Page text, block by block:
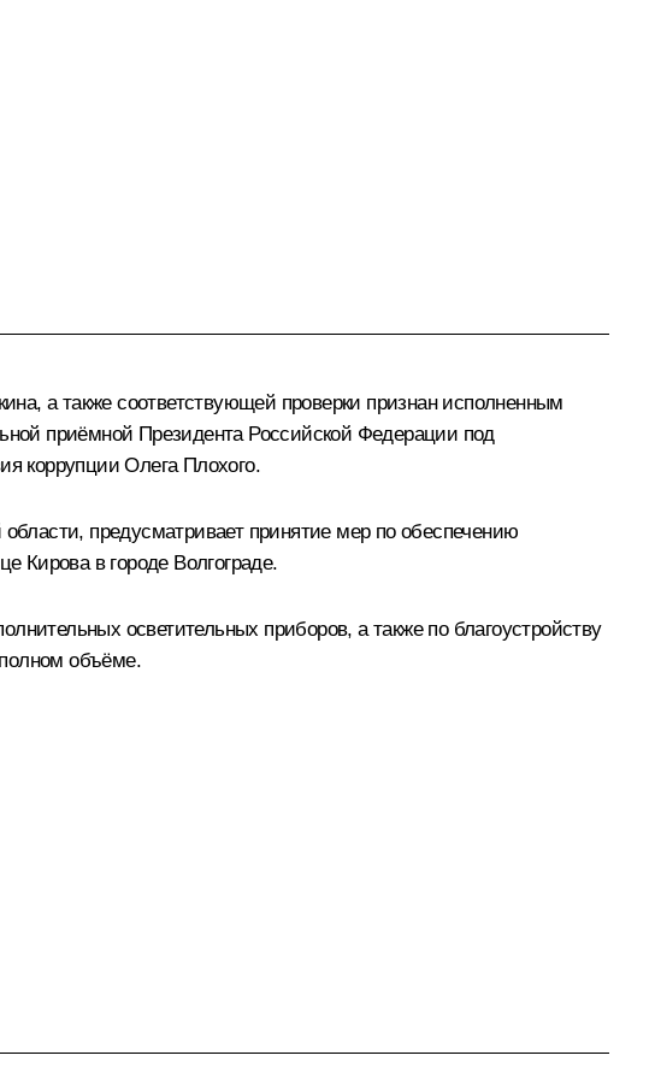
а также соответствующей проверки признан исполненным
приёмной Президента Российской Федерации под
коррупции Олега Плохого.
предусматривает принятие мер по обеспечению
Кирова в городе Волгограде.
осветительных приборов, а также по благоустройству
объёме.